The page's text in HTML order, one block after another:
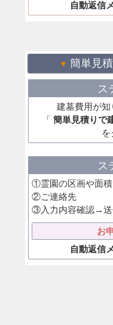
自動返信
簡単見
ス
建墓費用が
「簡単見積りで
を
ス
①霊園の区画や面積
②ご連絡先
③入力内容確認→
お
自動返信